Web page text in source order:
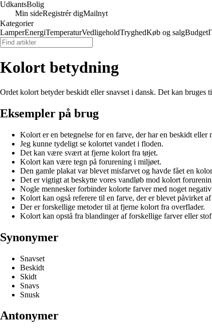
UdkantsBolig
Min sideRegistrér digMailnyt
Kategorier
LamperEnergiTemperaturVedligeholdTryghedKøb og salgBudget
Kolort betydning
Ordet kolort betyder beskidt eller snavset i dansk. Det kan
Eksempler på brug
Kolort er en betegnelse for en farve, der har en beskidt eller
Jeg kunne tydeligt se kolortet vandet i floden.
Det kan være svært at fjerne kolort fra tøjet.
Kolort kan være tegn på forurening i miljøet.
Den gamle plakat var blevet misfarvet og havde fået en
Det er vigtigt at beskytte vores vandløb mod kolort
Nogle mennesker forbinder kolorte farver med noget
Kolort kan også referere til en farve, der er blevet påvirket af
Der er forskellige metoder til at fjerne kolort fra overflader.
Kolort kan opstå fra blandinger af forskellige farver eller
Synonymer
Snavset
Beskidt
Skidt
Snavs
Snusk
Antonymer